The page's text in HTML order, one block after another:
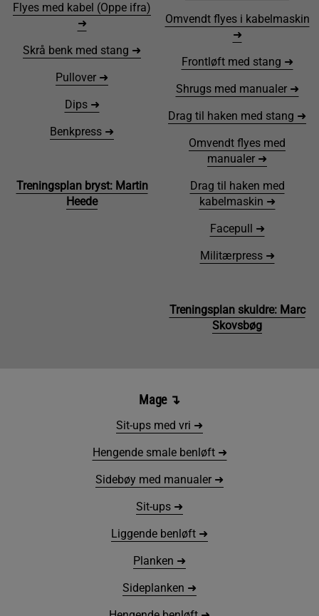
Flyes med kabel (Oppe ifra)
➜
Skrå benk med stang ➜
Pullover ➜
Dips ➜
Benkpress ➜
Treningsplan bryst: Martin
Heede
Omvendt flyes i kabelmaskin
➜
Frontløft med stang ➜
Shrugs med manualer ➜
Drag til haken med stang ➜
Omvendt flyes med
manualer ➜
Drag til haken med
kabelmaskin ➜
Facepull ➜
Militærpress ➜
Treningsplan skuldre: Marc
Skovsbøg
Mage↴
Sit-ups med vri ➜
Hengende smale benløft ➜
Sidebøy med manualer ➜
Sit-ups ➜
Liggende benløft ➜
Planken ➜
Sideplanken ➜